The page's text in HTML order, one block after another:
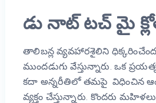
డు నాట్ టచ్ మై
తాలిబన్ల వ్యవహారశైలిని
ముందడుగు వేస్తున్నారు. ఒక
కదా అన్నరీతిలో తమపై విధించిన
వ్యక్తం చేస్తున్నారు. కొందరు